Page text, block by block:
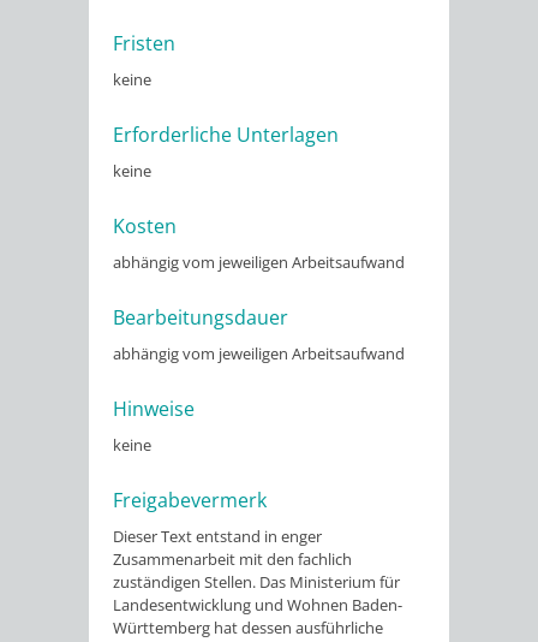
Fristen
keine
Erforderliche Unterlagen
keine
Kosten
abhängig vom jeweiligen Arbeitsaufwand
Bearbeitungsdauer
abhängig vom jeweiligen Arbeitsaufwand
Hinweise
keine
Freigabevermerk
Dieser Text entstand in enger
Zusammenarbeit mit den fachlich
zuständigen Stellen. Das Ministerium für
Landesentwicklung und Wohnen Baden-
Württemberg hat dessen ausführliche